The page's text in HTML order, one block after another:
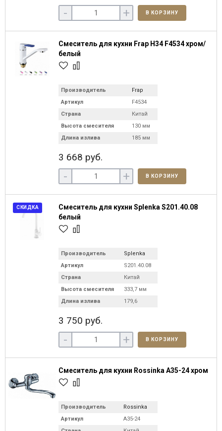
- + В КОРЗИНУ
Смеситель для кухни Frap H34 F4534 хром/
белый
Производитель
Frap
Артикул
F4534
Страна
Китай
Высота смесителя
130 мм
Длина излива
185 мм
3 668 руб.
- + В КОРЗИНУ
СКИДКА
Смеситель для кухни Splenka S201.40.08
белый
Производитель
Splenka
Артикул
S201.40.08
Страна
Китай
Высота смесителя
333,7 мм
Длина излива
179,6
3 750 руб.
- + В КОРЗИНУ
Смеситель для кухни Rossinka A35-24 хром
Производитель
Rossinka
Артикул
A35-24